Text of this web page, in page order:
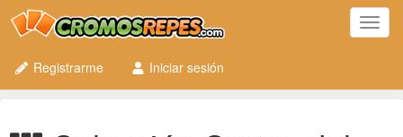
Registrarme
Iniciar sesión